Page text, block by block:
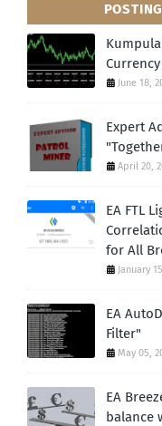
June 18,
Expert
April 20,
EA FTL
for All
January
EA
Filter"
May 05,
EA
balance